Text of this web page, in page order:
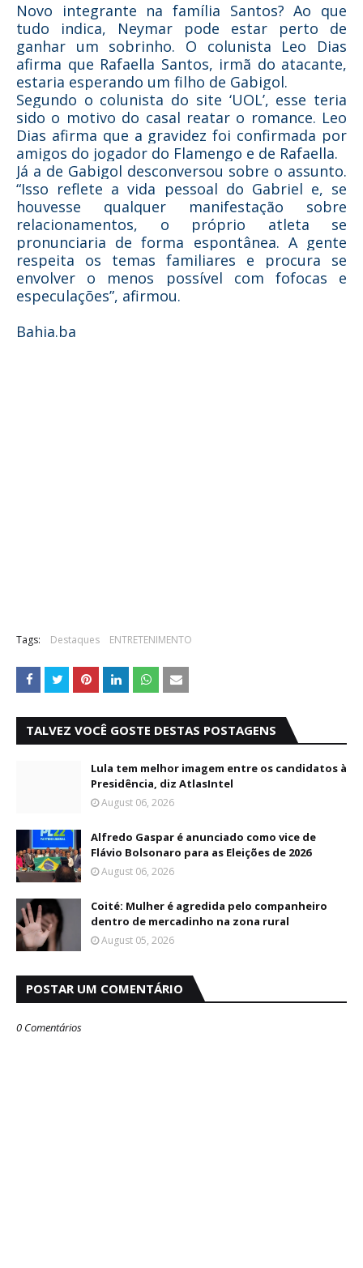
Novo integrante na família Santos? Ao que
tudo indica, Neymar pode estar perto de
ganhar um sobrinho. O colunista Leo Dias
afirma que Rafaella Santos, irmã do atacante,
estaria esperando um filho de Gabigol.
Segundo o colunista do site ‘UOL’, esse teria
sido o motivo do casal reatar o romance. Leo
Dias afirma que a gravidez foi confirmada por
amigos do jogador do Flamengo e de Rafaella.
Já a de Gabigol desconversou sobre o assunto.
“Isso reflete a vida pessoal do Gabriel e, se
houvesse qualquer manifestação sobre
relacionamentos, o próprio atleta se
pronunciaria de forma espontânea. A gente
respeita os temas familiares e procura se
envolver o menos possível com fofocas e
especulações”, afirmou.
Bahia.ba
Tags: Destaques ENTRETENIMENTO
TALVEZ VOCÊ GOSTE DESTAS POSTAGENS
Lula tem melhor imagem entre os candidatos à
Presidência, diz AtlasIntel
August 06, 2026
Alfredo Gaspar é anunciado como vice de
Flávio Bolsonaro para as Eleições de 2026
August 06, 2026
Coité: Mulher é agredida pelo companheiro
dentro de mercadinho na zona rural
August 05, 2026
POSTAR UM COMENTÁRIO
0 Comentários